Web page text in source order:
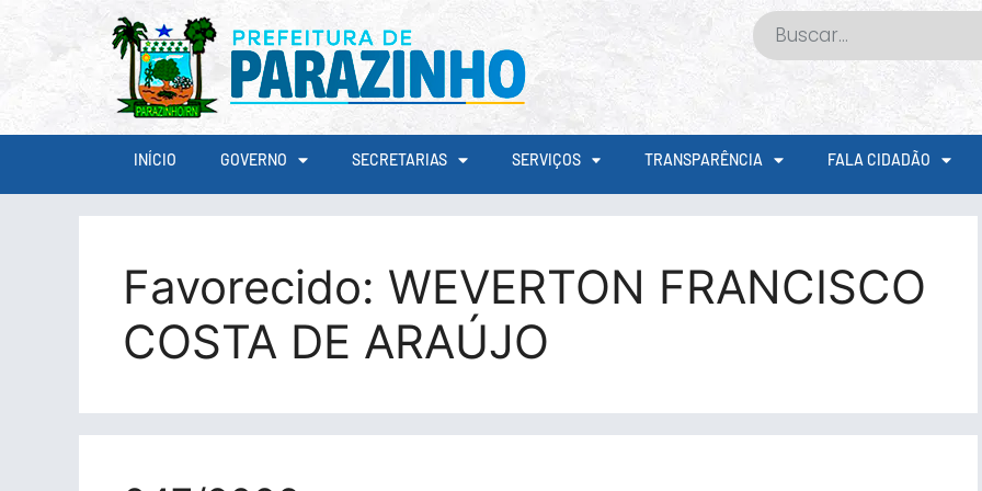
INÍCIO GOVERNO SECRETARIAS SERVIÇOS TRANSPARÊNCIA FALA CIDADÃO
Favorecido: WEVERTON FRANCISCO
COSTA DE ARAÚJO